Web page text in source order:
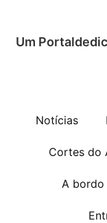
Um
Notícias
Cortes do
A bordo